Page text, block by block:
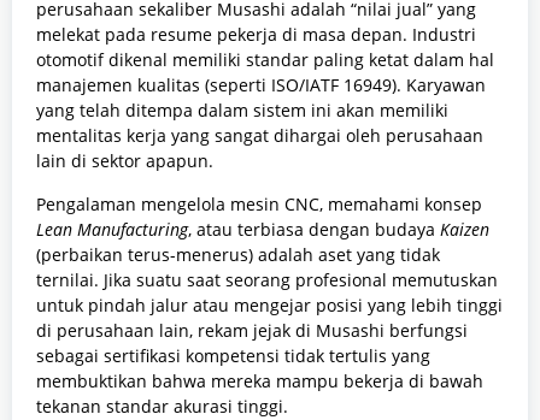
perusahaan sekaliber Musashi adalah “nilai jual” yang
melekat pada resume pekerja di masa depan. Industri
otomotif dikenal memiliki standar paling ketat dalam hal
manajemen kualitas (seperti ISO/IATF 16949). Karyawan
yang telah ditempa dalam sistem ini akan memiliki
mentalitas kerja yang sangat dihargai oleh perusahaan
lain di sektor apapun.
Pengalaman mengelola mesin CNC, memahami konsep
Lean Manufacturing, atau terbiasa dengan budaya Kaizen
(perbaikan terus-menerus) adalah aset yang tidak
ternilai. Jika suatu saat seorang profesional memutuskan
untuk pindah jalur atau mengejar posisi yang lebih tinggi
di perusahaan lain, rekam jejak di Musashi berfungsi
sebagai sertifikasi kompetensi tidak tertulis yang
membuktikan bahwa mereka mampu bekerja di bawah
tekanan standar akurasi tinggi.